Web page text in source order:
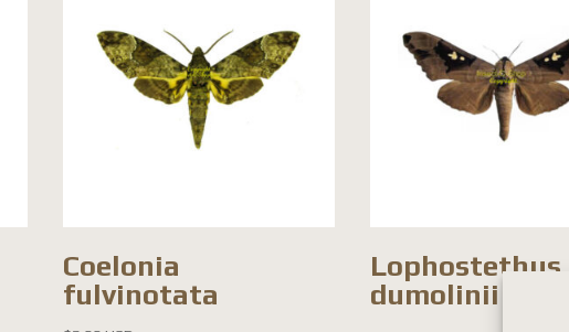
Coelonia
fulvinotata
Lophostethus
dumolinii